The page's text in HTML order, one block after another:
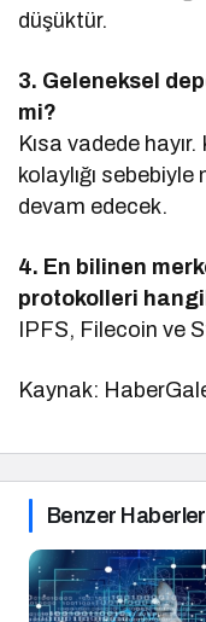
düşüktür.
3. Geleneksel
mi?
Kısa vadede
kolaylığı
devam edecek.
4. En bilinen
protokolleri
IPFS, Filecoin ve
Kaynak:
Benzer Haberler